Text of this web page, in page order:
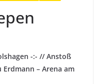
-:- // Anstoß
– Arena am